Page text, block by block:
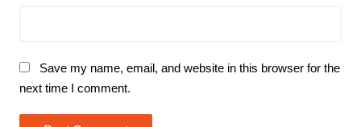
Save my name, email, and website in this browser for the
next time I comment.